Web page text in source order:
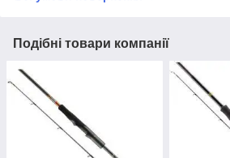
Подібні товари компанії